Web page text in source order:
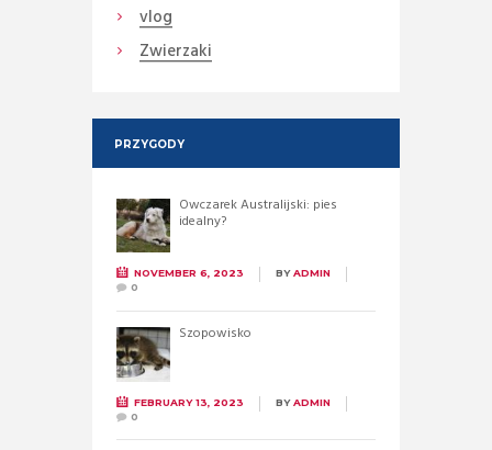
vlog
Zwierzaki
PRZYGODY
Owczarek Australijski: pies
idealny?
NOVEMBER 6, 2023 BYADMIN
0
Szopowisko
FEBRUARY 13, 2023 BYADMIN
0